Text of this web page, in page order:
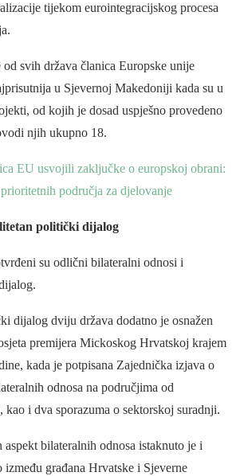
tijekom eurointegracijskog procesa
svih država članica Europske unije
u Sjevernoj Makedoniji kada su u
od kojih je dosad uspješno provedeno
njih ukupno 18.
EU usvojili zaključke o europskoj obrani:
područja za djelovanje
politički dijalog
su odlični bilateralni odnosi i
dijalog dviju država dodatno je osnažen
premijera Mickoskog Hrvatskoj krajem
kada je potpisana Zajednička izjava o
odnosa na područjima od
kao i dva sporazuma o sektorskoj suradnji.
aspekt bilateralnih odnosa istaknuto je i
građana Hrvatske i Sjeverne